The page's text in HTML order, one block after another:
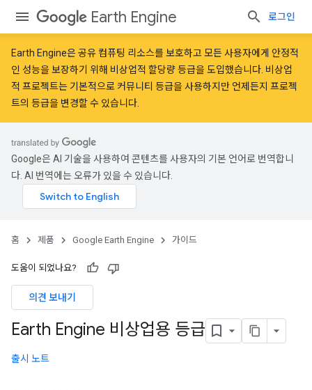
Earth Engine 로그인
Earth Engine은 공유 컴퓨팅 리소스를 보호하고 모든 사용자에게 안정적
인 성능을 보장하기 위해 비상업적 할당량 등급을 도입했습니다. 비상업
적 프로젝트는 기본적으로 커뮤니티 등급을 사용하지만 언제든지 프로젝
트의 등급을 변경할 수 있습니다.
Google은 AI 기술을 사용하여 콘텐츠를 사용자의 기본 언어로 번역합니
다. AI 번역에는 오류가 있을 수 있습니다.
홈 제품 Google Earth Engine 가이드
도움이 되었나요?
의견 보내기
Earth Engine 비상업용 등급
출시 노트